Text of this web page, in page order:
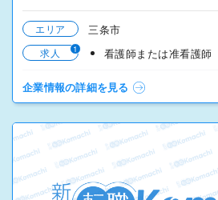
エリア 三条市
求人 1 看護師または准看護師
企業情報の詳細を見る